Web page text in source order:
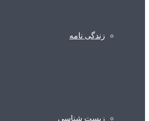
زندگی نامه
زیست شناسی